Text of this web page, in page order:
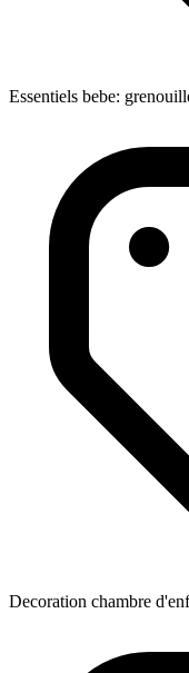
Essentiels bebe:
Decoration chambre